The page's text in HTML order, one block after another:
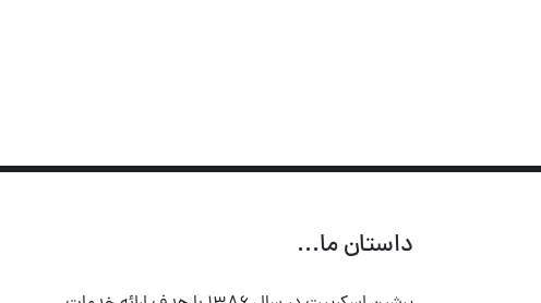
داستان ما...